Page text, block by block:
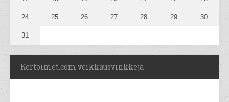
24 25 26 27 28 29 30
31
Kertoimet.com veikkausvinkkejä